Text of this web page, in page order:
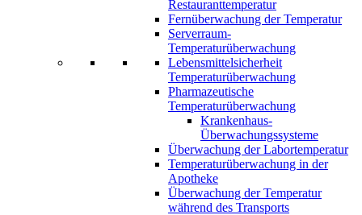
Restauranttemperatur
Fernüberwachung der Temperatur
Serverraum-
Temperaturüberwachung
Lebensmittelsicherheit
Temperaturüberwachung
Pharmazeutische
Temperaturüberwachung
Krankenhaus-
Überwachungssysteme
Überwachung der Labortemperatur
Temperaturüberwachung in der
Apotheke
Überwachung der Temperatur
während des Transports